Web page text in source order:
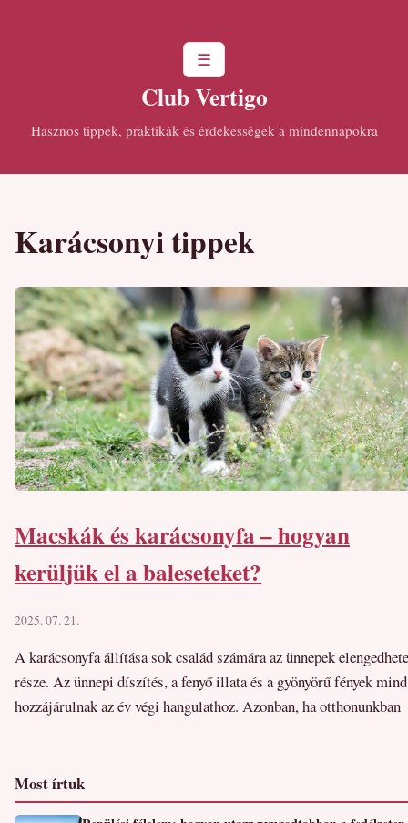
☰
Club Vertigo
Hasznos tippek, praktikák és érdekességek a mindennapokra
Karácsonyi tippek
Macskák és karácsonyfa – hogyan
kerüljük el a baleseteket?
2025. 07. 21.
A karácsonyfa állítása sok család számára az ünnepek
része. Az ünnepi díszítés, a fenyő illata és a gyönyörű fények mind
hozzájárulnak az év végi hangulathoz. Azonban, ha otthonunkban
Most írtuk